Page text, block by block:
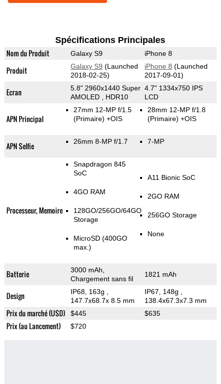
Spécifications Principales
Nom du Produit Galaxy S9 iPhone 8
Produit Galaxy S9 (Launched
2018-02-25)
iPhone 8 (Launched
2017-09-01)
Ecran
5.8" 2960x1440 Super
AMOLED , HDR10
4.7" 1334x750 IPS
LCD
APN Principal
27mm 12-MP f/1.5
(Primaire) +OIS
28mm 12-MP f/1.8
(Primaire) +OIS
APN Selfie 26mm 8-MP f/1.7 7-MP
Processeur, Memoire
Snapdragon 845
SoC
4GO RAM
128GO/256GO/64GO
Storage
MicroSD (400GO
max.)
A11 Bionic SoC
2GO RAM
256GO Storage
None
Batterie
3000 mAh,
Chargement sans fil
1821 mAh
Design IP68, 163g
147.7x68.7x 8.5 mm
IP67, 148g
138.4x67.3x7.3 mm
Prix du marché (USD) $445 $635
Prix (au Lancement) $720